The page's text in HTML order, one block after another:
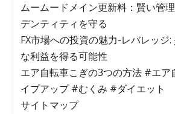
ムームードメイン更新料：賢い管
デンティティを守る
FX市場への投資の魅力-レバレッジ
な利益を得る可能性
エア自転車こぎの3つの方法 #エア
イプアップ #むくみ #ダイエット
サイトマップ